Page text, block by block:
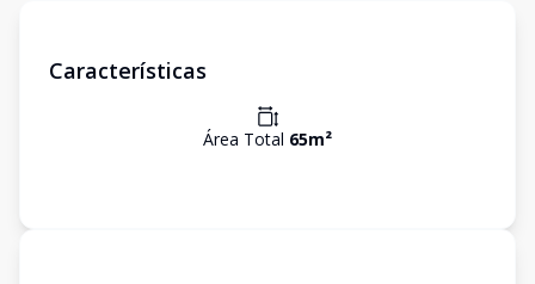
Características
Área Total 65m²